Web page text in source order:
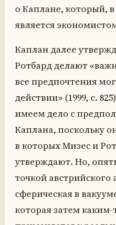
о Каплане, который,
является
Каплан далее
Ротбард делают
все предпочтения
действии» (1999, с.
имеем дело с
Каплана, поскольку
в которых Мизес и
утверждают. Но,
точкой австрийского
сферическая в
которая затем